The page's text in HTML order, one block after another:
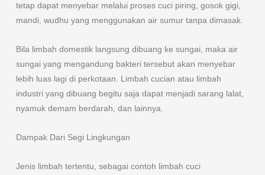
tetap dapat menyebar melalui proses cuci piring, gosok gigi,
mandi, wudhu yang menggunakan air sumur tanpa dimasak.
Bila limbah domestik langsung dibuang ke sungai, maka air
sungai yang mengandung bakteri tersebut akan menyebar
lebih luas lagi di perkotaan. Limbah cucian atau limbah
industri yang dibuang begitu saja dapat menjadi sarang lalat,
nyamuk demam berdarah, dan lainnya.
Dampak Dari Segi Lingkungan
Jenis limbah tertentu, sebagai contoh limbah cuci